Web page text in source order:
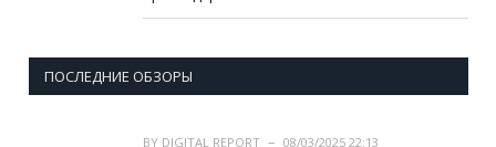
ПОСЛЕДНИЕ ОБЗОРЫ
BY DIGITAL REPORT
08/03/2025 22:13